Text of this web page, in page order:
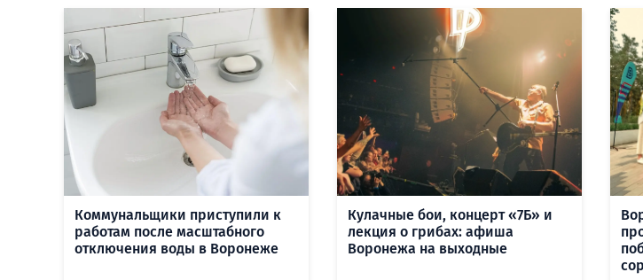
Коммунальщики приступили к
работам после масштабного
отключения воды в Воронеже
Кулачные бои, концерт «7Б» и
лекция о грибах: афиша
Воронежа на выходные